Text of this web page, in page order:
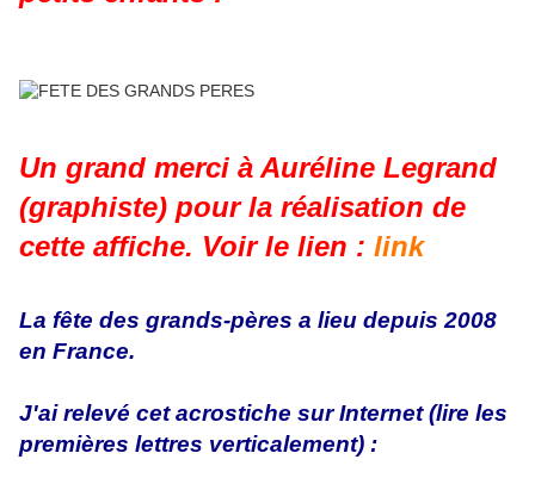
Un grand merci à Auréline Legrand
(graphiste) pour la réalisation de
cette affiche. Voir le lien : link
La fête des grands-pères a lieu depuis 2008
en France.
J'ai relevé cet acrostiche sur Internet (lire les
premières lettres verticalement) :